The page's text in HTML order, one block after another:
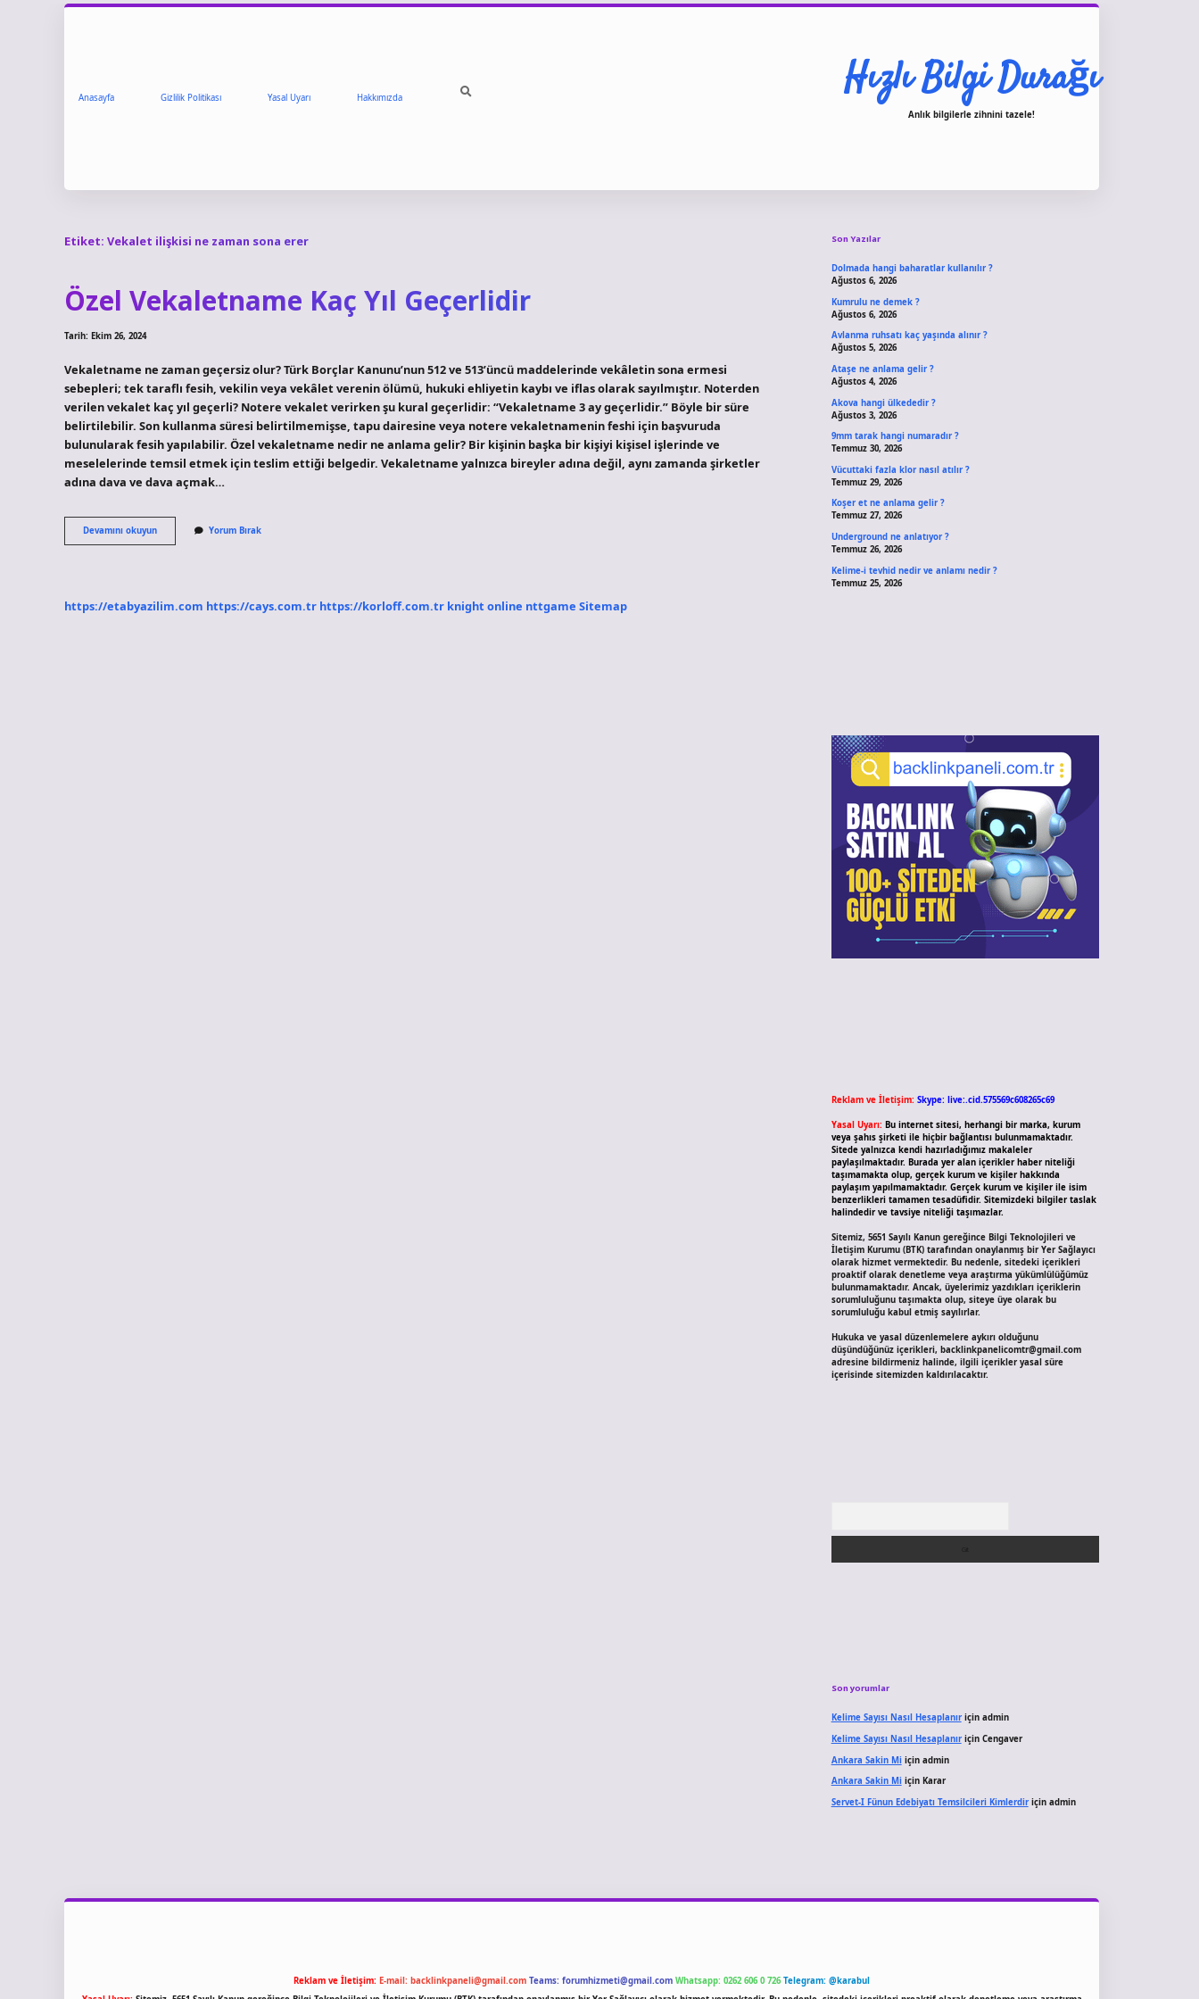
Anasayfa Gizlilik Politikası Yasal Uyarı Hakkımızda Hızlı Bilgi Durağı
Anlık bilgilerle zihnini tazele!
Etiket: Vekalet ilişkisi ne zaman sona erer
Özel Vekaletname Kaç Yıl Geçerlidir
Tarih: Ekim 26, 2024
Vekaletname ne zaman geçersiz olur? Türk Borçlar Kanunu’nun 512 ve 513’üncü maddelerinde vekâletin sona ermesi
sebepleri; tek taraflı fesih, vekilin veya vekâlet verenin ölümü, hukuki ehliyetin kaybı ve iflas olarak sayılmıştır. Noterden
verilen vekalet kaç yıl geçerli? Notere vekalet verirken şu kural geçerlidir: “Vekaletname 3 ay geçerlidir.” Böyle bir süre
belirtilebilir. Son kullanma süresi belirtilmemişse, tapu dairesine veya notere vekaletnamenin feshi için başvuruda
bulunularak fesih yapılabilir. Özel vekaletname nedir ne anlama gelir? Bir kişinin başka bir kişiyi kişisel işlerinde ve
meselelerinde temsil etmek için teslim ettiği belgedir. Vekaletname yalnızca bireyler adına değil, aynı zamanda şirketler
adına dava ve dava açmak…
Devamını okuyunÖzel
Vekaletname
Yorum Bırak
https://etabyazilim.com https://cays.com.tr https://korloff.com.tr knight online nttgame Sitemap
Son Yazılar
Dolmada hangi baharatlar kullanılır ?
Ağustos 6, 2026
Kumrulu ne demek ?
Ağustos 6, 2026
Avlanma ruhsatı kaç yaşında alınır ?
Ağustos 5, 2026
Ataşe ne anlama gelir ?
Ağustos 4, 2026
Akova hangi ülkededir ?
Ağustos 3, 2026
9mm tarak hangi numaradır ?
Temmuz 30, 2026
Vücuttaki fazla klor nasıl atılır ?
Temmuz 29, 2026
Koşer et ne anlama gelir ?
Temmuz 27, 2026
Underground ne anlatıyor ?
Temmuz 26, 2026
Kelime-i tevhid nedir ve anlamı nedir ?
Temmuz 25, 2026
Reklam ve İletişim: Skype: live:.cid.575569c608265c69
Yasal Uyarı: Bu internet sitesi, herhangi bir marka, kurum
veya şahıs şirketi ile hiçbir bağlantısı bulunmamaktadır.
Sitede yalnızca kendi hazırladığımız makaleler
paylaşılmaktadır. Burada yer alan içerikler haber niteliği
taşımamakta olup, gerçek kurum ve kişiler hakkında
paylaşım yapılmamaktadır. Gerçek kurum ve kişiler ile isim
benzerlikleri tamamen tesadüfidir. Sitemizdeki bilgiler taslak
halindedir ve tavsiye niteliği taşımazlar.
Sitemiz, 5651 Sayılı Kanun gereğince Bilgi Teknolojileri ve
İletişim Kurumu (BTK) tarafından onaylanmış bir Yer Sağlayıcı
olarak hizmet vermektedir. Bu nedenle, sitedeki içerikleri
proaktif olarak denetleme veya araştırma yükümlülüğümüz
bulunmamaktadır. Ancak, üyelerimiz yazdıkları içeriklerin
sorumluluğunu taşımakta olup, siteye üye olarak bu
sorumluluğu kabul etmiş sayılırlar.
Hukuka ve yasal düzenlemelere aykırı olduğunu
düşündüğünüz içerikleri, backlinkpanelicomtr@gmail.com
adresine bildirmeniz halinde, ilgili içerikler yasal süre
içerisinde sitemizden kaldırılacaktır.
Son yorumlar
Kelime Sayısı Nasıl Hesaplanıriçin admin
Kelime Sayısı Nasıl Hesaplanıriçin Cengaver
Ankara Sakin Miiçin admin
Ankara Sakin Miiçin Karar
Servet-I Fünun Edebiyatı Temsilcileri Kimlerdiriçin admin
Reklam ve İletişim: E-mail: backlinkpaneli@gmail.com Teams: forumhizmeti@gmail.com Whatsapp: 0262 606 0 726 Telegram: @karabul